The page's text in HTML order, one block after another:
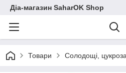
Діа-магазин SaharOK Shop
Товари Солодощі,